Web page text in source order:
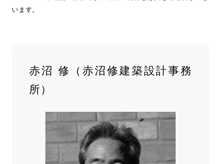
います。
赤沼 修（赤沼修建築設計事務
所）